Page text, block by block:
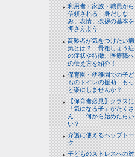
利用者・家族・職員から
信頼される 身だしな
み、表情、挨拶の基本を
押さえよう
高齢者が気をつけたい病
気とは？ 骨粗しょう症
の症状や特徴、医療職へ
の伝え方を紹介！
保育園・幼稚園での子ど
ものトイレの援助 もっ
と楽にしませんか？
【保育者必見】クラスに
「気になる子」がたくさ
ん… 何から始めたらい
い？
介護に使えるペップトー
ク
子どものストレスへの対